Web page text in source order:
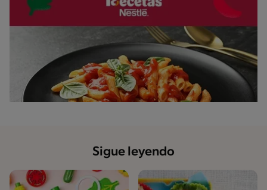
Sigue leyendo